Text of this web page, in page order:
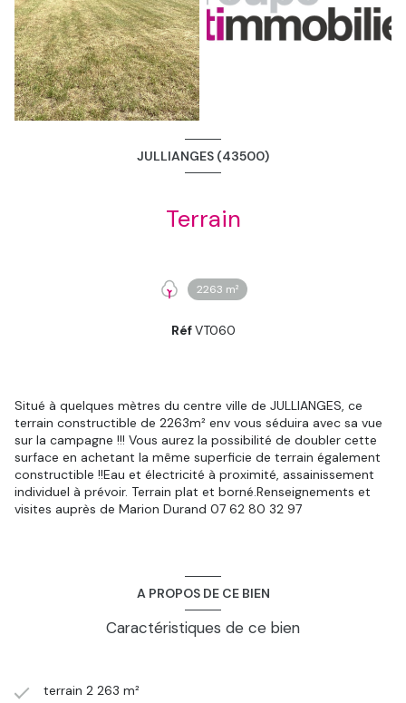
JULLIANGES (43500)
Terrain
2263 m²
RéfVT060
Situé à quelques mètres du centre ville de JULLIANGES, ce
terrain constructible de 2263m² env vous séduira avec sa vue
sur la campagne !!! Vous aurez la possibilité de doubler cette
surface en achetant la même superficie de terrain également
constructible !!Eau et électricité à proximité, assainissement
individuel à prévoir. Terrain plat et borné.Renseignements et
visites auprès de Marion Durand 07 62 80 32 97
A PROPOS DE CE BIEN
Caractéristiques de ce bien
terrain 2 263 m²